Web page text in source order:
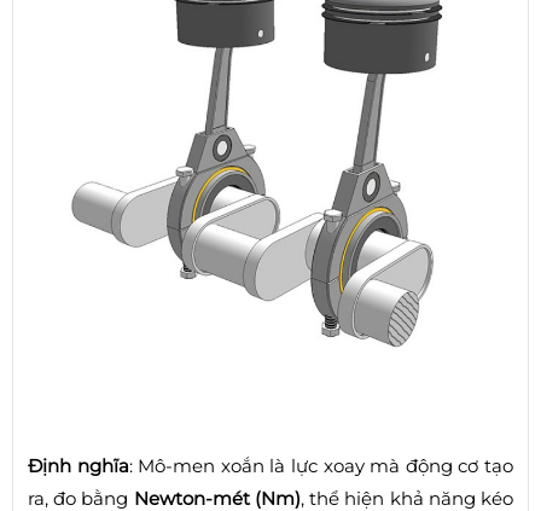
Định nghĩa: Mô-men xoắn là lực xoay mà động cơ tạo
ra, đo bằng Newton-mét (Nm), thể hiện khả năng kéo